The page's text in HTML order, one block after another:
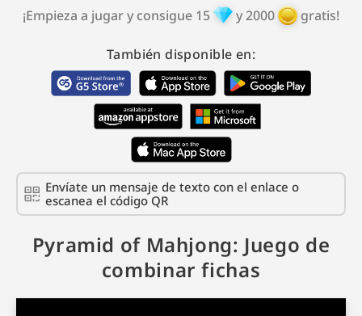
¡Empieza a jugar y consigue 15 y2000 gratis!
También disponible en:
Envíate un mensaje de texto con el enlace o
escanea el código QR
Pyramid of Mahjong: Juego de
combinar fichas